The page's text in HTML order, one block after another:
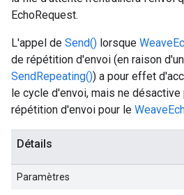
EchoRequest.
L'appel de Send() lorsque
de répétition d'envoi (en raison
SendRepeating()) a pour effet
le cycle d'envoi, mais ne
répétition d'envoi pour le
Détails
Paramètres